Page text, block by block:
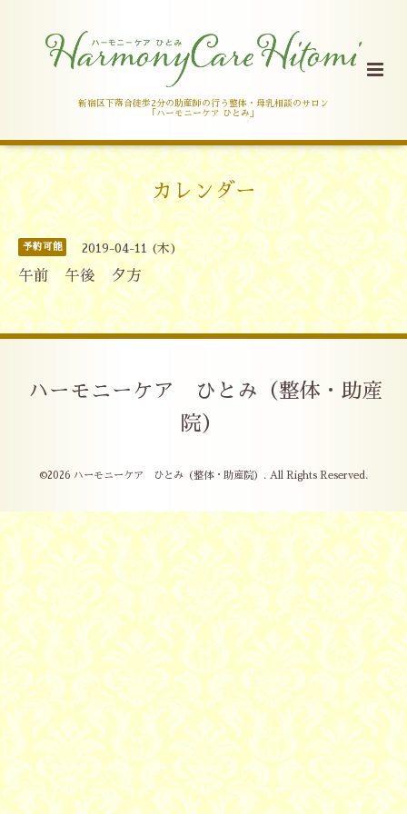
新宿区下落合徒歩2分の助産師の行う整体・母乳相談のサロン
「ハーモニーケア ひとみ」
カレンダー
予約可能 2019-04-11 (木)
午前 午後 夕方
ハーモニーケア ひとみ（整体・助産
院）
©2026 ハーモニーケア ひとみ（整体・助産院） . All Rights Reserved.